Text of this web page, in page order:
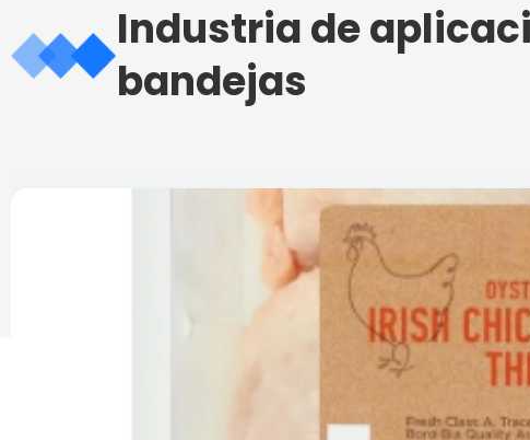
Industria de
bandejas